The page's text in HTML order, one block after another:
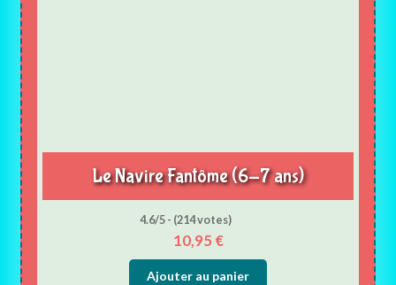
Le Navire Fantôme (6-7 ans)
4.6/5 - (214 votes)
10,95 €
Ajouter au panier